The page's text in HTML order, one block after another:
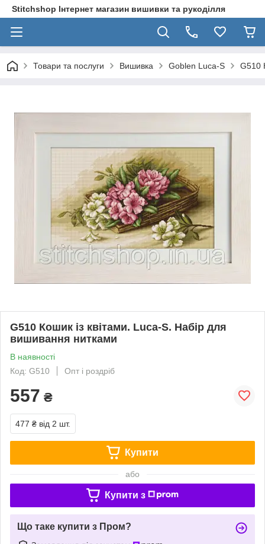
Stitchshop Інтернет магазин вишивки та рукоділля
Товари та послуги Вишивка Goblen Luca-S G510
G510 Кошик із квітами. Luca-S. Набір для
вишивання нитками
В наявності
Код: G510
Опт і роздріб
557 ₴
477 ₴ від 2 шт.
Купити
або
Купити з
Що таке купити з Пром?